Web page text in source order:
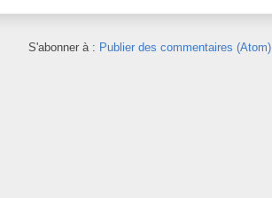
S'abonner à : Publier des commentaires (Atom)